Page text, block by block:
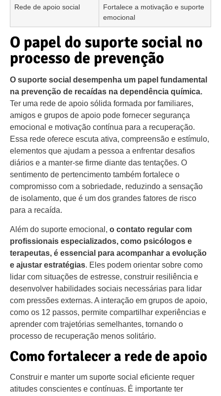
Rede de apoio social
Fortalece a motivação e suporte
emocional
O papel do suporte social no
processo de prevenção
O suporte social desempenha um papel fundamental
na prevenção de recaídas na dependência química.
Ter uma rede de apoio sólida formada por familiares,
amigos e grupos de apoio pode fornecer segurança
emocional e motivação contínua para a recuperação.
Essa rede oferece escuta ativa, compreensão e estímulo,
elementos que ajudam a pessoa a enfrentar desafios
diários e a manter-se firme diante das tentações. O
sentimento de pertencimento também fortalece o
compromisso com a sobriedade, reduzindo a sensação
de isolamento, que é um dos grandes fatores de risco
para a recaída.
Além do suporte emocional, o contato regular com
profissionais especializados, como psicólogos e
terapeutas, é essencial para acompanhar a evolução
e ajustar estratégias. Eles podem orientar sobre como
lidar com situações de estresse, construir resiliência e
desenvolver habilidades sociais necessárias para lidar
com pressões externas. A interação em grupos de apoio,
como os 12 passos, permite compartilhar experiências e
aprender com trajetórias semelhantes, tornando o
processo de recuperação menos solitário.
Como fortalecer a rede de apoio
Construir e manter um suporte social eficiente requer
atitudes conscientes e contínuas. É importante ter